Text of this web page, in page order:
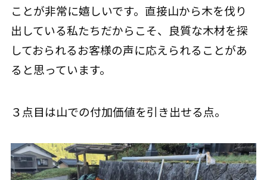
ことが非常に嬉しいです。直接山から木を伐り
出している私たちだからこそ、良質な木材を探
しておられるお客様の声に応えられることがあ
ると思っています。
３点目は山での付加価値を引き出せる点。